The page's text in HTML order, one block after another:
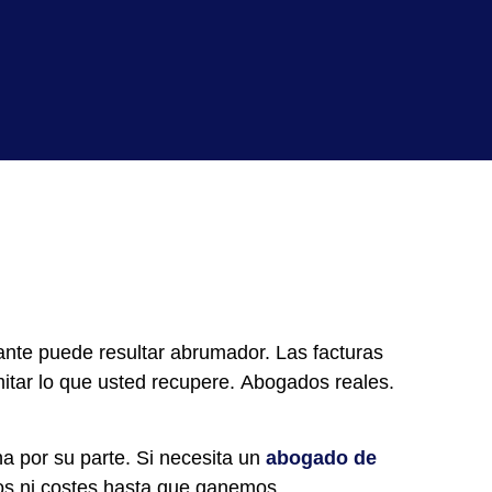
puede resultar abrumador. Las facturas
lo que usted recupere. Abogados reales.
por su parte. Si necesita un abogado de
ni costes hasta que ganemos.